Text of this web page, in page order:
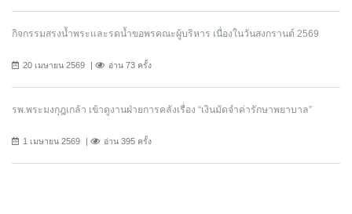
กิจกรรมสรงน้ำพระและรดน้ำขอพรคณะผู้บริหาร เนื่องในวันสงกรานต์ 2569
20 เมษายน 2569 อ่าน 73 ครั้ง
รพ.พระมงกุฎเกล้า เข้าดูงานฝ่ายการคลังเรื่อง “เงินมัดจำค่ารักษาพยาบาล”
1 เมษายน 2569 อ่าน 395 ครั้ง